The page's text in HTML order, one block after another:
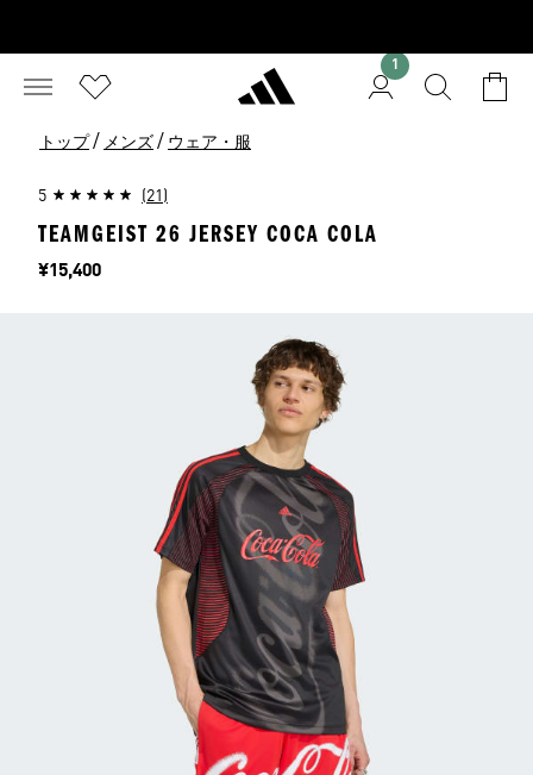
1
トップ / メンズ / ウェア・服
5 (21)
TEAMGEIST 26 JERSEY COCA COLA
価格
¥15,400